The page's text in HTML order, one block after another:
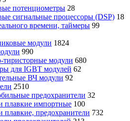
потенциометры 28
сигнальные процессоры (DSP) 18
времени, таймеры 99
модули 1824
990
тиристорные модули 680
для IGBT модулей 62
ВЧ модули 92
2510
предохранители 32
плавкие импортные 100
плавкие, предохранители 732